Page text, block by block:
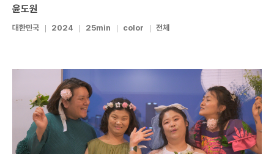
윤도원
대한민국 2024 25min color 전체